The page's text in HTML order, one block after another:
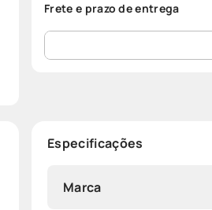
Frete e prazo de entrega
Especificações
Marca